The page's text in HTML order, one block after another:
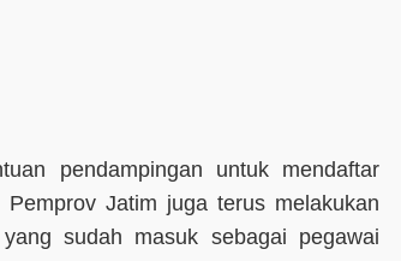
pendampingan untuk mendaftar
Jatim juga terus melakukan
sudah masuk sebagai pegawai